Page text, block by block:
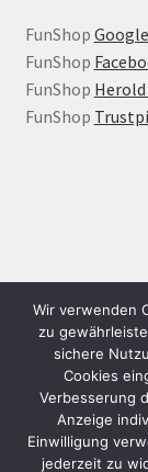
FunShop
FunShop
FunShop Herold
FunShop
Wir verwenden
zu
sichere
Cookies
Verbesserung
Anzeige
Einwilligung
jederzeit zu